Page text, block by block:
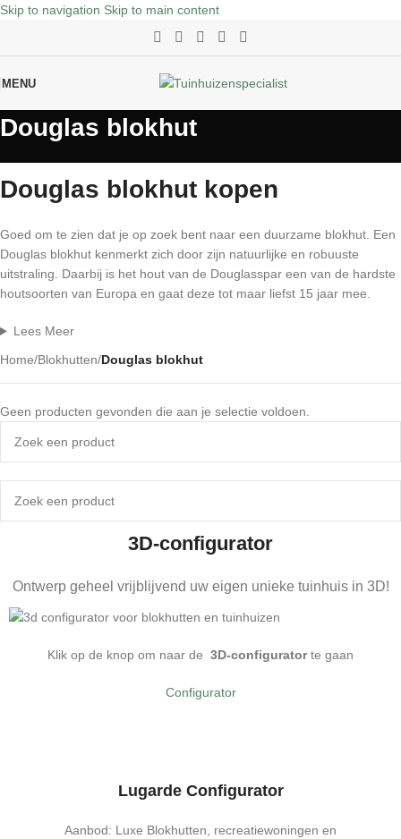
Skip to navigation Skip to main content
MENU
Douglas blokhut
3D-configurator
Ontwerp geheel vrijblijvend uw eigen unieke tuinhuis in 3D!
Klik op de knop om naar de 3D-configuratorte gaan
Configurator
Lugarde Configurator
Aanbod: Luxe Blokhutten, recreatiewoningen en
Douglas blokhut kopen
Goed om te zien dat je op zoek bent naar een duurzame blokhut. Een
Douglas blokhut kenmerkt zich door zijn natuurlijke en robuuste
uitstraling. Daarbij is het hout van de Douglasspar een van de hardste
houtsoorten van Europa en gaat deze tot maar liefst 15 jaar mee.
Lees Meer
Home/Blokhutten/Douglas blokhut
Geen producten gevonden die aan je selectie voldoen.